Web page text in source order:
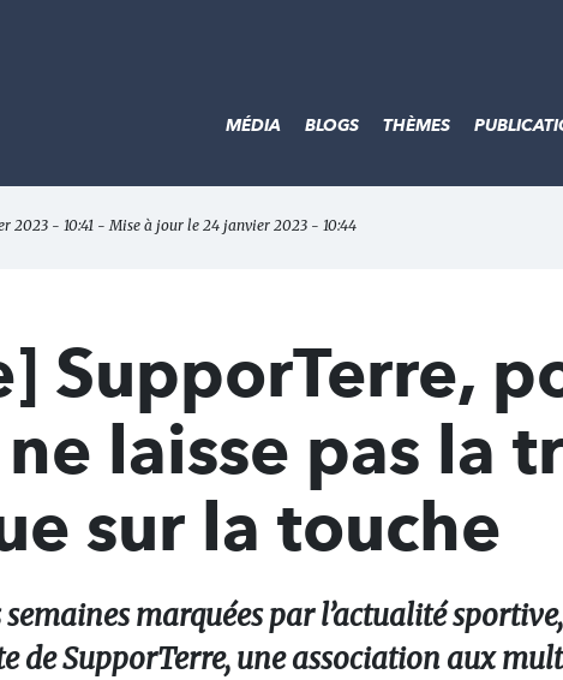
MÉDIA BLOGS THÈMES
2023 - 10:41 - Mise à jour le 24 janvier 2023 - 10:44
SupporTerre,
laisse pas la
sur la touche
marquées par l’actualité
de SupporTerre, une association aux